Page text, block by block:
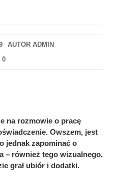
AUTOR ADMIN
0
na rozmowie o pracę
Owszem, jest
jednak zapominać o
– również tego wizualnego,
grał ubiór i dodatki.